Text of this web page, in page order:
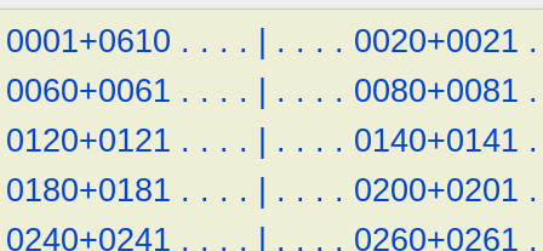
0001+0610 . . . . | . . . . 0020+0021 .
0060+0061 . . . . | . . . . 0080+0081 .
0120+0121 . . . . | . . . . 0140+0141 .
0180+0181 . . . . | . . . . 0200+0201 .
0240+0241 . . . . | . . . . 0260+0261 .